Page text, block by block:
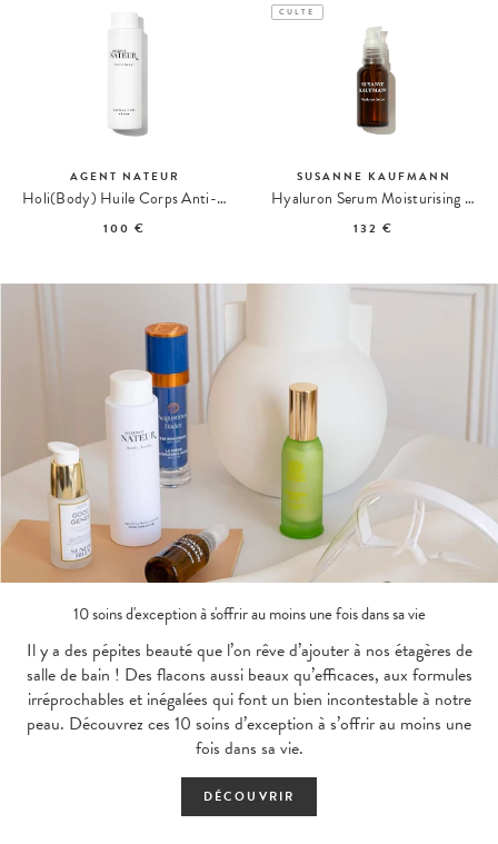
AGENT NATEUR
Holi(Body) Huile Corps Anti-Âge Lissante
100 €
CULTE
SUSANNE KAUFMANN
Hyaluron Serum Moisturising Sérum Hydratant
132 €
10 soins d'exception à s'offrir au moins une fois dans sa vie
Il y a des pépites beauté que l’on rêve d’ajouter à nos étagères de
salle de bain ! Des flacons aussi beaux qu’efficaces, aux formules
irréprochables et inégalées qui font un bien incontestable à notre
peau. Découvrez ces 10 soins d’exception à s’offrir au moins une
fois dans sa vie.
DÉCOUVRIR